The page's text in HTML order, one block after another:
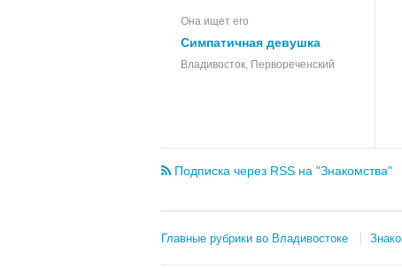
Она ищет его
Симпатичная девушка
желает познакомиться
Владивосток, Первореченский
Подписка через RSS на "Знакомства"
Главные рубрики во Владивостоке